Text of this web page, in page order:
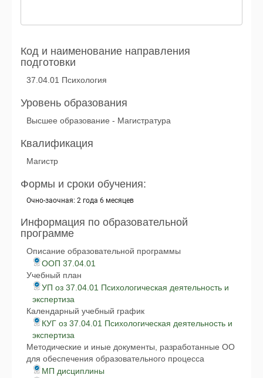
Код и наименование направления
подготовки
37.04.01 Психология
Уровень образования
Высшее образование - Магистратура
Квалификация
Магистр
Формы и сроки обучения:
Очно-заочная: 2 года 6 месяцев
Информация по образовательной
программе
Описание образовательной программы
ООП 37.04.01
Учебный план
УП оз 37.04.01 Психологическая деятельность и
экспертиза
Календарный учебный график
КУГ оз 37.04.01 Психологическая деятельность и
экспертиза
Методические и иные документы, разработанные ОО
для обеспечения образовательного процесса
МП дисциплины